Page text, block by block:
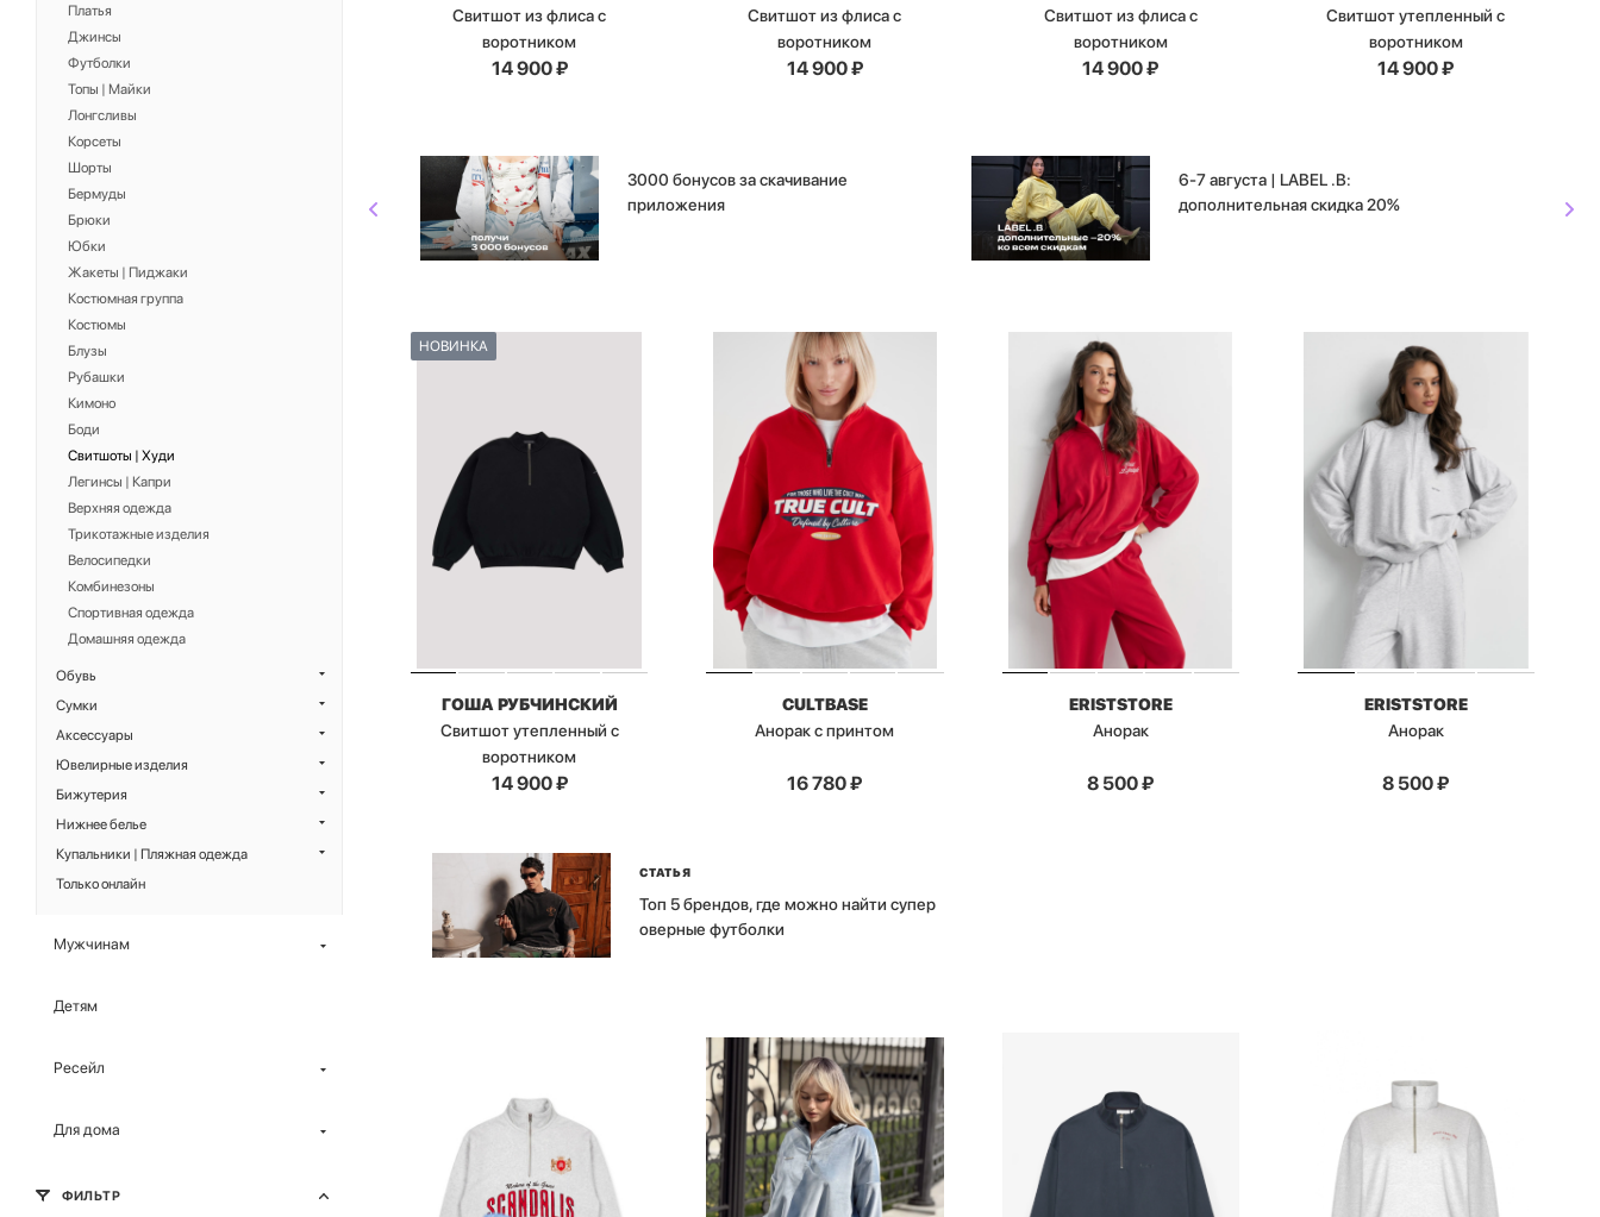
Свитшот из флиса с
воротником
14 900₽
Свитшот из флиса с
воротником
14 900₽
Свитшот из флиса с
воротником
14 900₽
Свитшот утепленный с
воротником
14 900₽
3000 бонусов за скачивание
приложения
6-7 августа | LABEL .B:
дополнительная скидка 20%
НОВИНКА
ГОША РУБЧИНСКИЙ
Свитшот утепленный с
воротником
14 900₽
CULTBASE
Анорак с принтом
16 780₽
ERISTSTORE
Анорак
8 500₽
ERISTSTORE
Анорак
8 500₽
СТАТЬЯ
Топ 5 брендов, где можно найти супер
оверные футболки
Платья
Джинсы
Футболки
Топы | Майки
Лонгсливы
Корсеты
Шорты
Бермуды
Брюки
Юбки
Жакеты | Пиджаки
Костюмная группа
Костюмы
Блузы
Рубашки
Кимоно
Боди
Свитшоты | Худи
Легинсы | Капри
Верхняя одежда
Трикотажные изделия
Велосипедки
Комбинезоны
Спортивная одежда
Домашняя одежда
Обувь
Сумки
Аксессуары
Ювелирные изделия
Бижутерия
Нижнее белье
Купальники | Пляжная одежда
Только онлайн
Мужчинам
Детям
Ресейл
Для дома
ФИЛЬТР